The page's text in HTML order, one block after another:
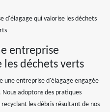
entreprise
déchets verts
une entreprise d'élagage engagée
adoptons des pratiques
les débris résultant de nos